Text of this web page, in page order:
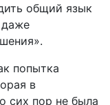
общий язык
попытка
в
сих пор не была